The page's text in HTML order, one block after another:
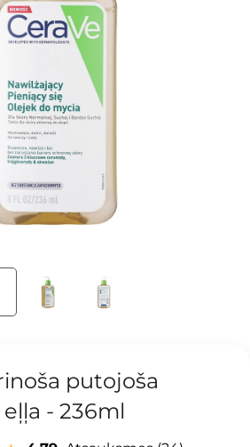
putojoša
- 236ml